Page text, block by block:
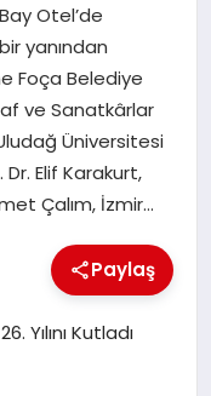
Otel’de
yanından
Foça Belediye
ve Sanatkârlar
Üniversitesi
Elif Karakurt,
Çalım, İzmir…
Paylaş